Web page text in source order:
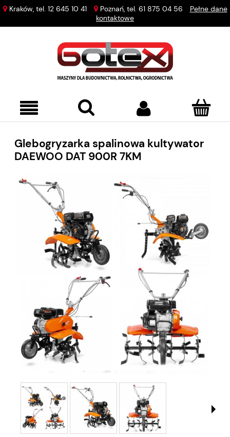
Kraków, tel. 12 645 10 41 Poznań, tel. 61 875 04 56
Pełne dane
kontaktowe
Glebogryzarka spalinowa kultywator
DAEWOO DAT 900R 7KM